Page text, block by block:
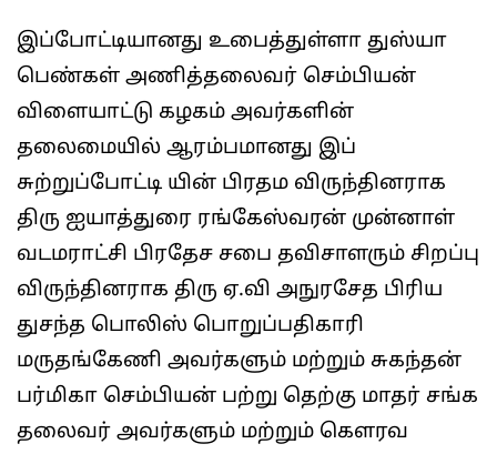
இப்போட்டியானது உபைத்துள்ளா துஸ்யா
பெண்கள் அணித்தலைவர் செம்பியன்
விளையாட்டு கழகம் அவர்களின்
தலைமையில் ஆரம்பமானது இப்
சுற்றுப்போட்டி யின் பிரதம விருந்தினராக
திரு ஐயாத்துரை ரங்கேஸ்வரன் முன்னாள்
வடமராட்சி பிரதேச சபை தவிசாளரும் சிறப்பு
விருந்தினராக திரு ஏ.வி அநுரசேத பிரிய
துசந்த பொலிஸ் பொறுப்பதிகாரி
மருதங்கேணி அவர்களும் மற்றும் சுகந்தன்
பர்மிகா செம்பியன் பற்று தெற்கு மாதர் சங்க
தலைவர் அவர்களும் மற்றும் கௌரவ